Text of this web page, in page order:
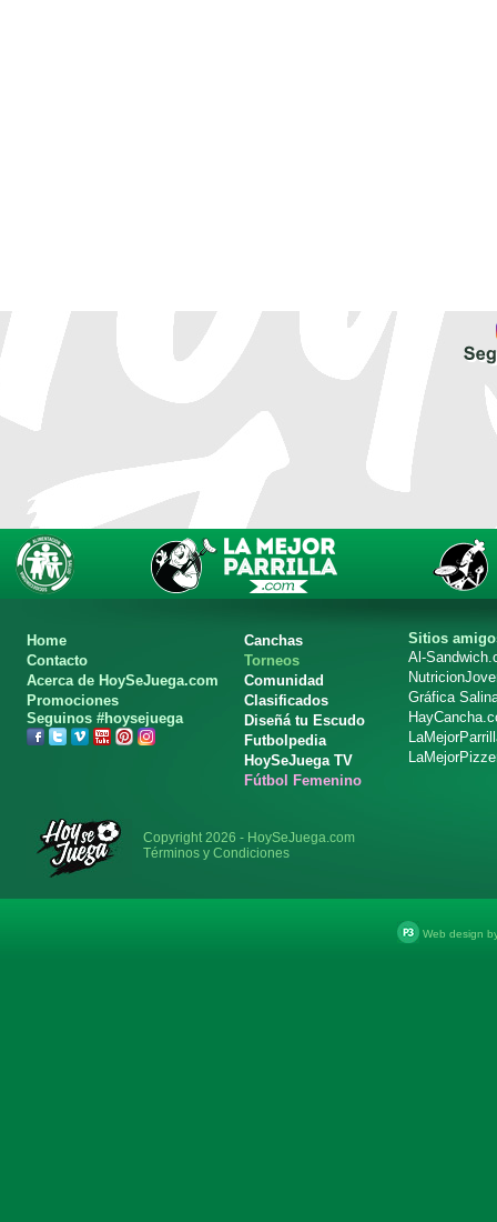
Home
Contacto
Acerca de HoySeJuega.com
Promociones
Seguinos #hoysejuega
Canchas
Torneos
Comunidad
Clasificados
Diseñá tu Escudo
Futbolpedia
HoySeJuega TV
Fútbol Femenino
Sitios
Al-
Gráfica
Copyright 2026 - HoySeJuega.com
Términos y Condiciones
Web design